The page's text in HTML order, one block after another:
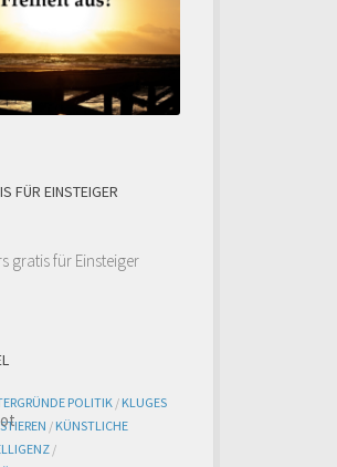
FÜR EINSTEIGER
POLITIK/ KLUGES
/ KÜNSTLICHE
/